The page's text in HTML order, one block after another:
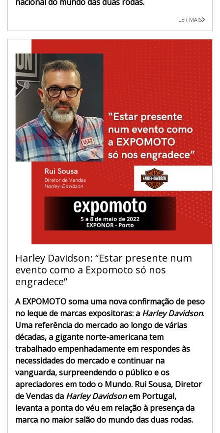
LER MAIS
Harley Davidson: “Estar presente num
evento como a Expomoto só nos
engradece”
A EXPOMOTO soma uma nova confirmação de peso
no leque de marcas expositoras: a Harley Davidson.
Uma referência do mercado ao longo de várias
décadas, a gigante norte-americana tem
trabalhado empenhadamente em respondes às
necessidades do mercado e continuar na
vanguarda, surpreendendo o público e os
apreciadores em todo o Mundo. Rui Sousa, Diretor
de Vendas da Harley Davidsonem Portugal,
levanta a ponta do véu em relação à presença da
marca no maior salão do mundo das duas rodas.